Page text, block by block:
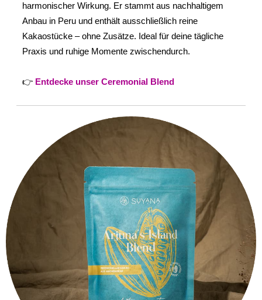
harmonischer Wirkung. Er stammt aus nachhaltigem
Anbau in Peru und enthält ausschließlich reine
Kakaostücke – ohne Zusätze. Ideal für deine tägliche
Praxis und ruhige Momente zwischendurch.
👉 Entdecke unser Ceremonial Blend